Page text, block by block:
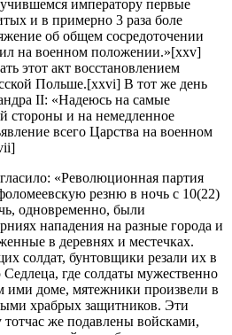
императору первые
и в примерно 3 раза боле
об общем сосредоточении
на военном положении.»[xxv]
этот акт восстановлением
Польше.[xxvi] В тот же день
II: «Надеюсь на самые
стороны и на немедленное
всего Царства на военном
«Революционная партия
резню в ночь с 10(22)
одновременно, были
нападения на разные города и
в деревнях и местечках.
солдат, бунтовщики резали их в
где солдаты мужественно
ими доме, мятежники произвели в
храбрых защитников. Эти
же подавлены войсками,